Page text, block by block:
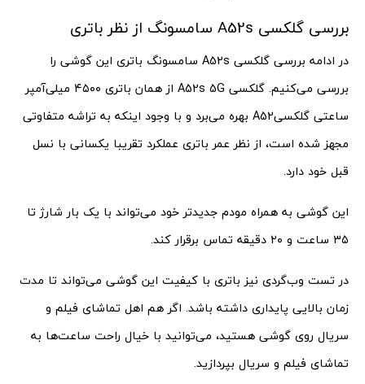
بررسی گلکسی A52s سامسونگ از نظر باتری
در ادامه بررسی گلکسی A52s سامسونگ باتری این گوشی را
بررسی می‌کنیم. گلکسی A52s 5G از همان باتری ۴۵۰۰ میلی‌آمپر
ساعتی گلکسیA52 بهره می‌برد و با وجود اینکه به تراشه متفاوتی
مجهز شده است، از نظر عمر باتری عملکرد تقریبا یکسانی با نسل
قبل خود دارد.
این گوشی به همراه مودم جدیدتر خود می‌تواند با یک بار شارژ تا
۳۵ ساعت و ۲۰ دقیقه تماس برقرار کند.
در تست وب‌گردی نیز باتری با کیفیت این گوشی می‌تواند تا مدت
زمان بالایی پایداری داشته باشد. اگر هم اهل تماشای فیلم و
سریال روی گوشی هستید، می‌توانید با خیال راحت ساعت‌ها به
تماشای فیلم و سریال بپردازید.